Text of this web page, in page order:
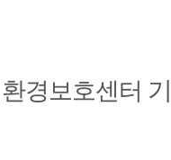
경보호센터